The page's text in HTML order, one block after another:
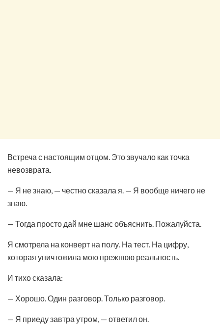
Встреча с настоящим отцом. Это звучало как точка
невозврата.
— Я не знаю, — честно сказала я. — Я вообще ничего не
знаю.
— Тогда просто дай мне шанс объяснить. Пожалуйста.
Я смотрела на конверт на полу. На тест. На цифру,
которая уничтожила мою прежнюю реальность.
И тихо сказала:
— Хорошо. Один разговор. Только разговор.
— Я приеду завтра утром, — ответил он.